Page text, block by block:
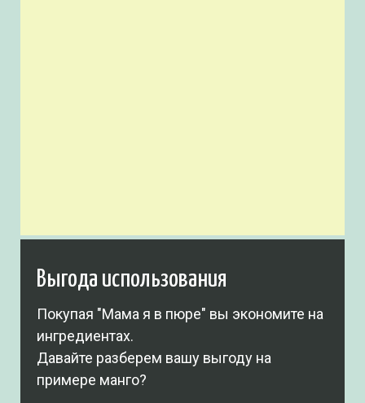
Выгода использования
Покупая "Мама я в пюре" вы экономите на
ингредиентах.
Давайте разберем вашу выгоду на
примере манго?